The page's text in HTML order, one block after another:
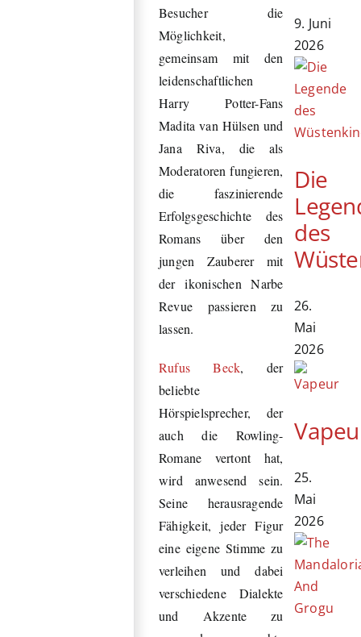
Besucher die
Möglichkeit,
gemeinsam mit den
leidenschaftlichen
Harry Potter-Fans
Madita van Hülsen und
Jana Riva, die als
Moderatoren fungieren,
die faszinierende
Erfolgsgeschichte des
Romans über den
jungen Zauberer mit
der ikonischen Narbe
Revue passieren zu
lassen.
Rufus Beck, der
beliebte
Hörspielsprecher, der
auch die Rowling-
Romane vertont hat,
wird anwesend sein.
Seine herausragende
Fähigkeit, jeder Figur
eine eigene Stimme zu
verleihen und dabei
verschiedene Dialekte
und Akzente zu
9. Juni
2026
Die
des
26.
Mai
2026
25.
Mai
2026